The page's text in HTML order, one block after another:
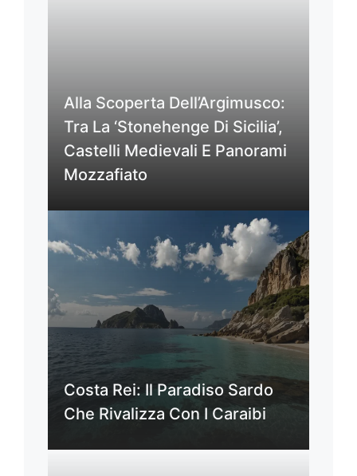
Alla Scoperta Dell’Argimusco:
Tra La ‘Stonehenge Di Sicilia’,
Castelli Medievali E Panorami
Mozzafiato
Costa Rei: Il Paradiso Sardo
Che Rivalizza Con I Caraibi